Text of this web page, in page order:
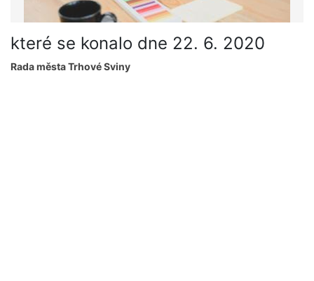
které se konalo dne 22. 6. 2020
Rada města Trhové Sviny